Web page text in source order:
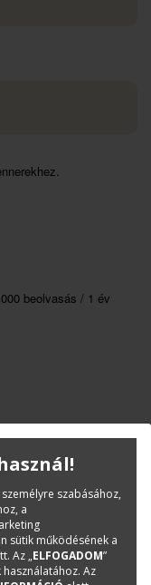
beolvasás / 1 év
szabásához,
a
sütik működésének a
Az „ELFOGADOM”
Az